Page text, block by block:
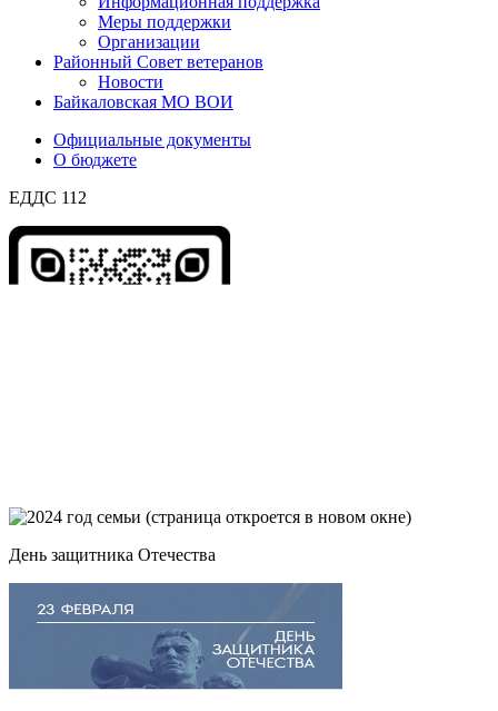
Меры поддержки
Организации
Районный Совет ветеранов
Новости
Байкаловская МО ВОИ
Официальные документы
О бюджете
ЕДДС 112
День защитника Отечества